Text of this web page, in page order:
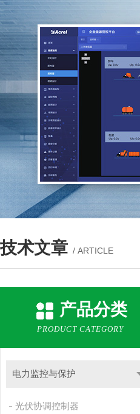
技术文章 / ARTICLE
产品分类
PRODUCT CATEGORY
电力监控与保护
光伏协调控制器